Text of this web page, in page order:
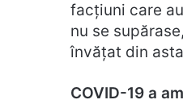
facțiuni care
nu se
învățat din
COVID-19 a